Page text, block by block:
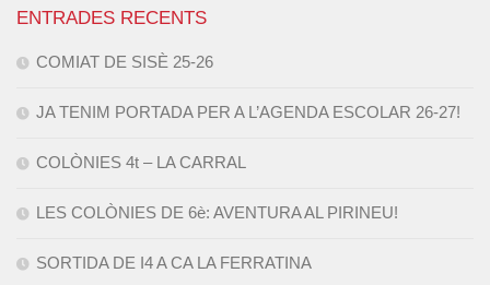
ENTRADES RECENTS
COMIAT DE SISÈ 25-26
JA TENIM PORTADA PER A L’AGENDA ESCOLAR 26-27!
COLÒNIES 4t – LA CARRAL
LES COLÒNIES DE 6è: AVENTURA AL PIRINEU!
SORTIDA DE I4 A CA LA FERRATINA